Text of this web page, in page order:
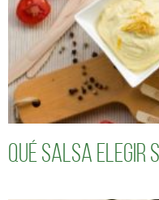
Qué salsa elegir